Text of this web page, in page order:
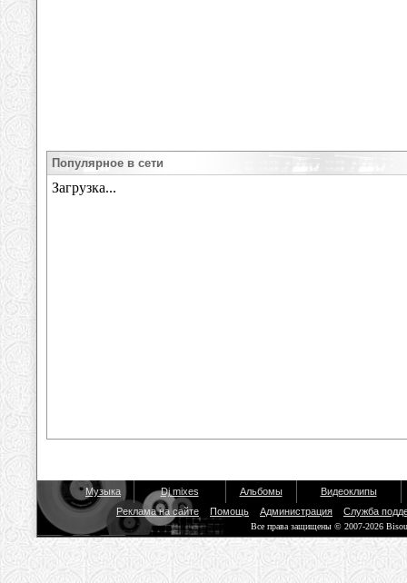
Популярное в сети
Музыка Dj mixes Альбомы
Видеоклипы
Реклама на сайте
Помощь Администрация Служба
Все права защищены © 2007-2026